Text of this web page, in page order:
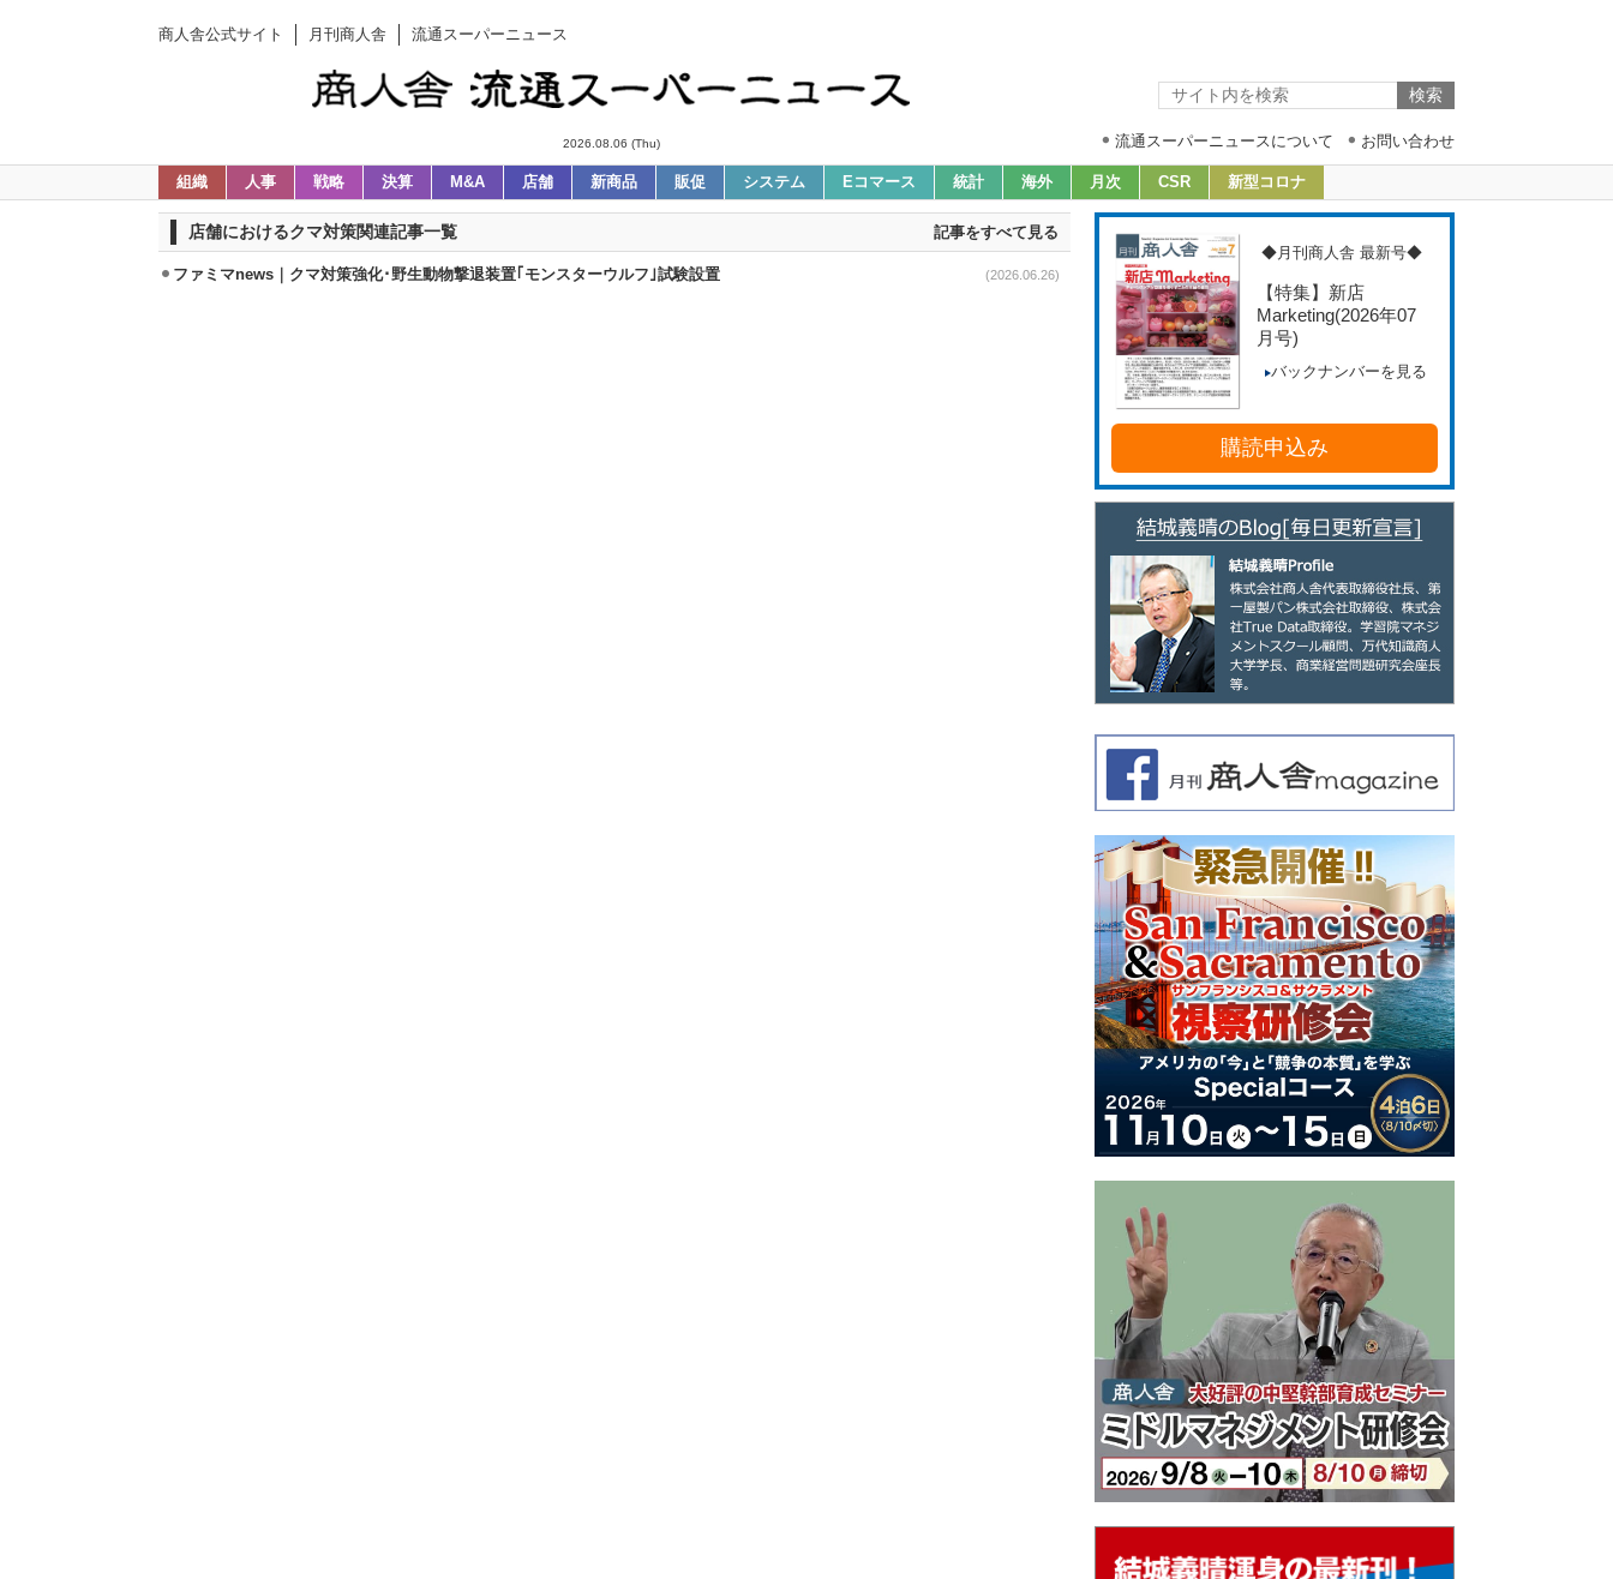
商人舎公式サイト 月刊商人舎 流通スーパーニュース
2026.08.06 (Thu) 流通スーパーニュースについて お問い合わせ
組織 人事 戦略 決算 M&A 店舗 新商品 販促 システム Eコマース 統計 海外 月次 CSR 新型コロナ
店舗におけるクマ対策関連記事一覧 記事をすべて見る
ファミマnews｜クマ対策強化･野生動物撃退装置｢モンスターウルフ｣試験設置 (2026.06.26)
◆月刊商人舎 最新号◆
【特集】新店
Marketing(2026年07
月号)
バックナンバーを見る
購読申込み